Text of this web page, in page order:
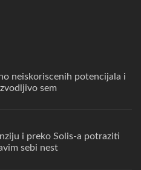
neiskoriscenih potencijala i
sem
i preko Solis-a potraziti
sebi nest